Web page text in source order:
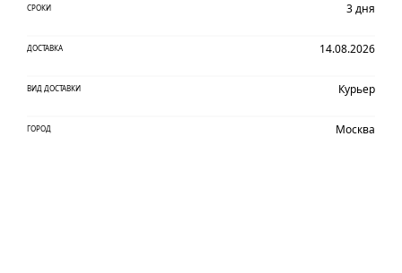
СРОКИ 3 дня
ДОСТАВКА 14.08.2026
ВИД ДОСТАВКИ Курьер
ГОРОД Москва